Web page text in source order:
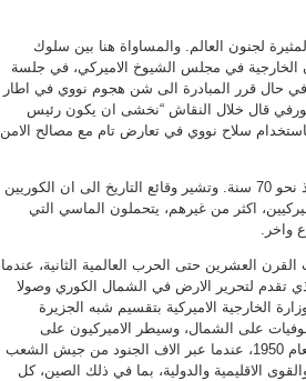
لجنون العالم. والمساواة هنا بين سلوك
الخارجية في مجلس الشيوخ الاميركي، في جلسة
حدود سلطة ترامب في حال قرر المبادرة الى شن هجوم نووي في اطار
قال خلال النقاش “نخشى ان يكون رئيس
سلاح نووي في تعارض تام مع مصالح الامن
“خط العرض 38” هو ذاته اللعنة التي تلاحق الكوريين، والعالم، منذ نحو 70 سنة. وتشير وقائع التاريخ الى ان الكوريين
اليابانيين والاميركيين، اكثر من غيرهم، يتحملون الماسي التي
واخر.
القرن العشرين حتى الحرب العالمية الثانية، عندما
تقدم لتحرير الارض في الشمال الكوري وصولا
1945، قام موظفان في وزارة الخارجية الاميركية بتقسيم شبه الجزيرة
لذلك، فسيطر السوفيات على الشمال، وسيطر الاميركيون على
الجنوب، الى ان اندلعت الحرب الكورية في الـ 25 من حزيران العام 1950، عندما عبر الاف الجنود من جيش الشعب
الاقليمية والدولية، بما في ذلك الصين، كل